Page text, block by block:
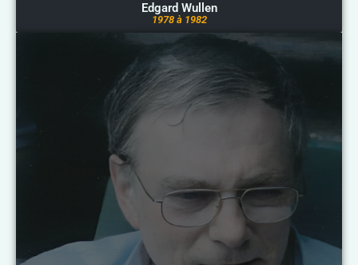
Edgard Wullen
1978 à 1982